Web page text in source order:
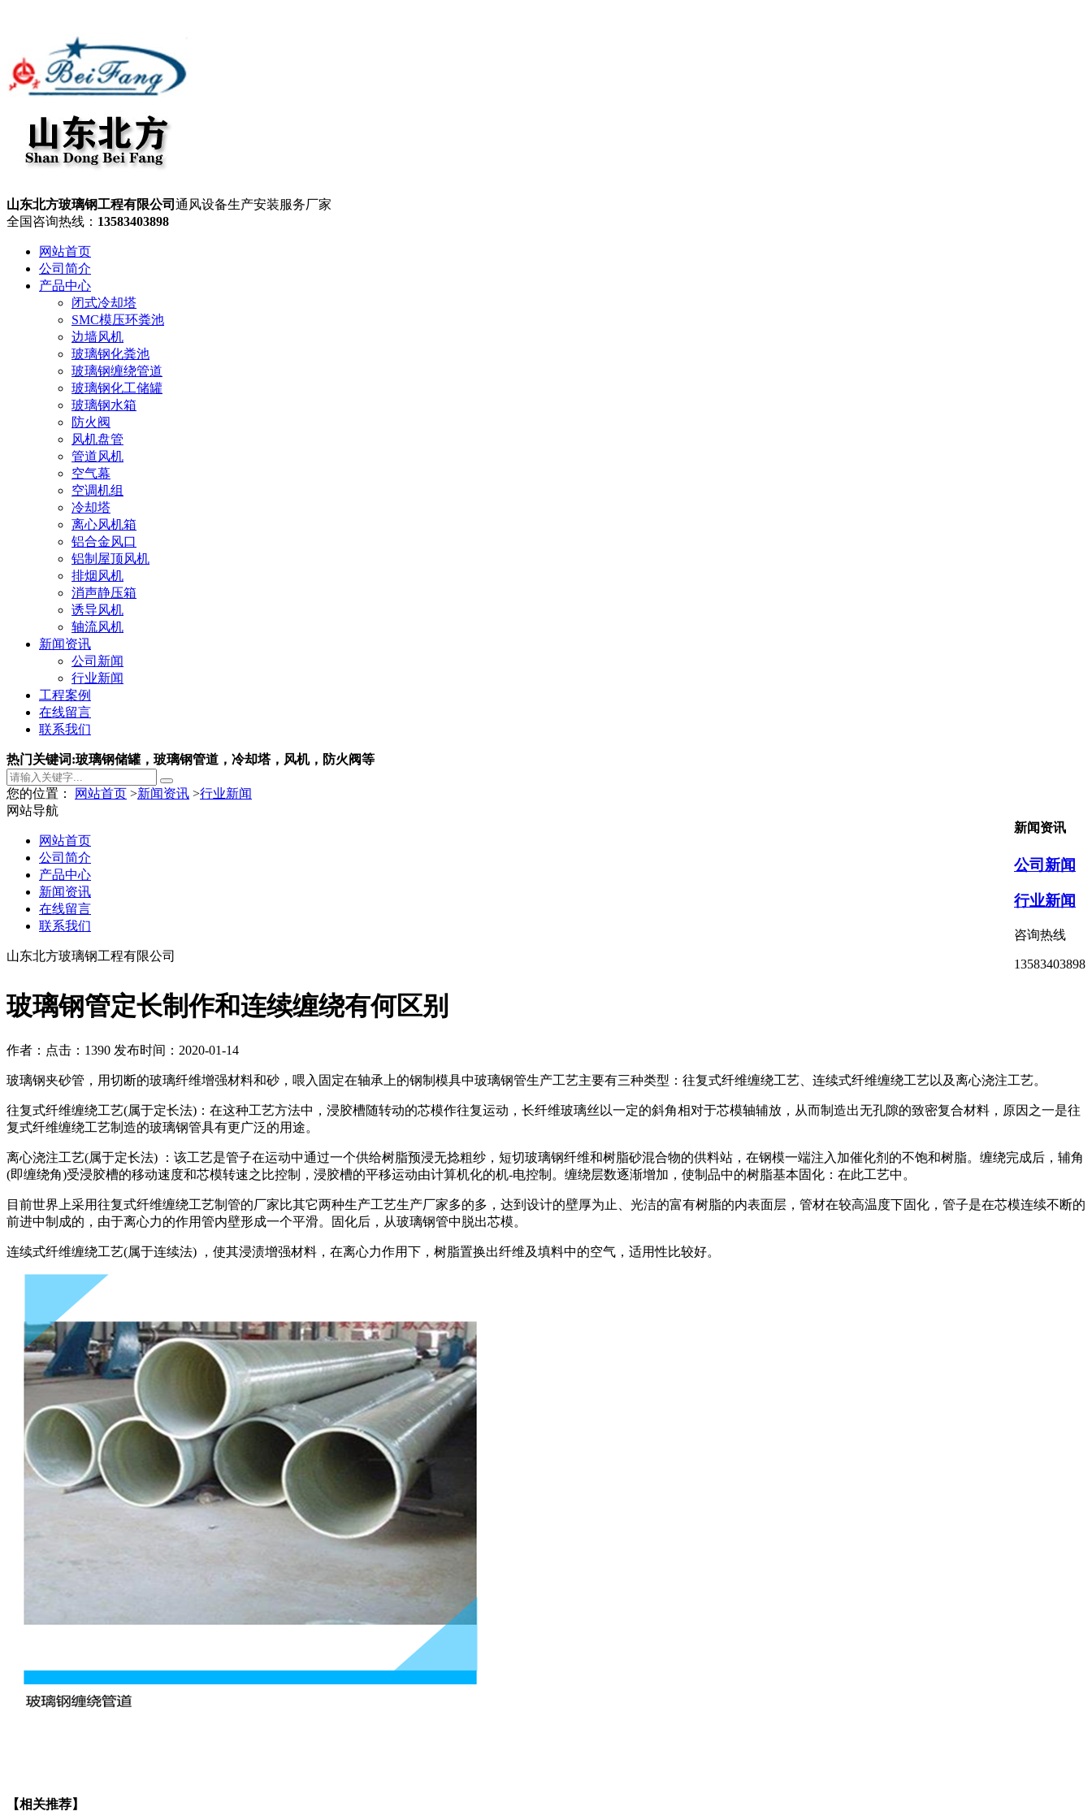
山东北方玻璃钢工程有限公司 通风设备生产安装服务厂家
全国咨询热线： 13583403898
网站首页
公司简介
产品中心
闭式冷却塔
SMC模压环粪池
边墙风机
玻璃钢化粪池
玻璃钢缠绕管道
玻璃钢化工储罐
玻璃钢水箱
防火阀
风机盘管
管道风机
空气幕
空调机组
冷却塔
离心风机箱
铝合金风口
铝制屋顶风机
排烟风机
消声静压箱
诱导风机
轴流风机
新闻资讯
公司新闻
行业新闻
工程案例
在线留言
联系我们
热门关键词:玻璃钢储罐，玻璃钢管道，冷却塔，风机，防火阀等
您的位置： 网站首页 >新闻资讯 >行业新闻
新闻资讯
公司新闻
行业新闻
咨询热线
13583403898
玻璃钢管定长制作和连续缠绕有何区别
作者： 点击：1390 发布时间：2020-01-14
玻璃钢夹砂管，用切断的玻璃纤维增强材料和砂，喂入固定在轴承上的钢制模具中玻璃钢管生产工艺主要有三种类型：往复式纤维缠绕工艺、连续式纤维缠绕工艺以及离心浇注工艺。
往复式纤维缠绕工艺(属于定长法)：在这种工艺方法中，浸胶槽随转动的芯模作往复运动，长纤维玻璃丝以一定的斜角相对于芯模轴辅放，从而制造出无孔隙的致密复合材料，原因之一是往
复式纤维缠绕工艺制造的玻璃钢管具有更广泛的用途。
离心浇注工艺(属于定长法) ：该工艺是管子在运动中通过一个供给树脂预浸无捻粗纱，短切玻璃钢纤维和树脂砂混合物的供料站，在钢模一端注入加催化剂的不饱和树脂。缠绕完成后，辅角
(即缠绕角)受浸胶槽的移动速度和芯模转速之比控制，浸胶槽的平移运动由计算机化的机-电控制。缠绕层数逐渐增加，使制品中的树脂基本固化：在此工艺中。
目前世界上采用往复式纤维缠绕工艺制管的厂家比其它两种生产工艺生产厂家多的多，达到设计的壁厚为止、光洁的富有树脂的内表面层，管材在较高温度下固化，管子是在芯模连续不断的
前进中制成的，由于离心力的作用管内壁形成一个平滑。固化后，从玻璃钢管中脱出芯模。
连续式纤维缠绕工艺(属于连续法) ，使其浸渍增强材料，在离心力作用下，树脂置换出纤维及填料中的空气，适用性比较好。
【相关推荐】
网站导航
网站首页
公司简介
产品中心
新闻资讯
在线留言
联系我们
山东北方玻璃钢工程有限公司